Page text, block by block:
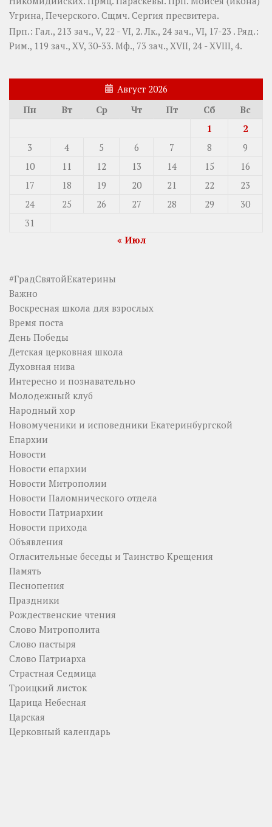
Угрина, Печерского. Сщмч. Сергия пресвитера.
Прп.: Гал., 213 зач., V, 22 - VI, 2. Лк., 24 зач., VI, 17-23 . Ряд.:
Рим., 119 зач., XV, 30-33. Мф., 73 зач., XVII, 24 - XVIII, 4.
Август 2026
Пн
Вт Ср Чт Пт Сб
Вс
1
2
3
4 5 6 7 8
9
10
11 12 13 14 15
16
17
18 19 20 21 22
23
24
25 26 27 28 29
30
31
« Июл
#ГрадСвятойЕкатерины
Важно
Воскресная школа для взрослых
Время поста
День Победы
Детская церковная школа
Духовная нива
Интересно и познавательно
Молодежный клуб
Народный хор
Новомученики и исповедники Екатеринбургской
Епархии
Новости
Новости епархии
Новости Митрополии
Новости Паломнического отдела
Новости Патриархии
Новости прихода
Объявления
Огласительные беседы и Таинство Крещения
Память
Песнопения
Праздники
Рождественские чтения
Слово Митрополита
Слово пастыря
Слово Патриарха
Страстная Седмица
Троицкий листок
Царица Небесная
Царская
Церковный календарь